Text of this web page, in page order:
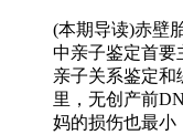
(本期导读)赤壁
中亲子鉴定首要
亲子关系鉴定
里，无创产前
妈的损伤也最小